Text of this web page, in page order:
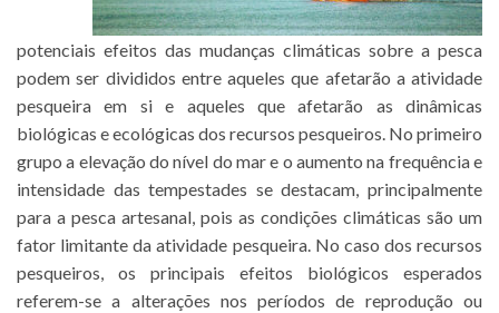
potenciais efeitos das mudanças climáticas sobre a pesca
podem ser divididos entre aqueles que afetarão a atividade
pesqueira em si e aqueles que afetarão as dinâmicas
biológicas e ecológicas dos recursos pesqueiros. No primeiro
grupo a elevação do nível do mar e o aumento na frequência e
intensidade das tempestades se destacam, principalmente
para a pesca artesanal, pois as condições climáticas são um
fator limitante da atividade pesqueira. No caso dos recursos
pesqueiros, os principais efeitos biológicos esperados
referem-se a alterações nos períodos de reprodução ou